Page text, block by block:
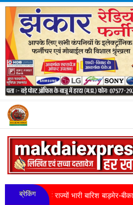
ब्रेकिंग
राज्यों भारी बारिश बाड़मेर-बीकानेर में सड़कें